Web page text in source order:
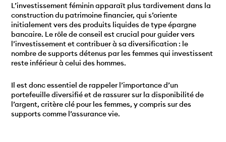
L’investissement féminin apparaît plus tardivement dans la
construction du patrimoine financier, qui s’oriente
initialement vers des produits liquides de type épargne
bancaire. Le rôle de conseil est crucial pour guider vers
l’investissement et contribuer à sa diversification : le
nombre de supports détenus par les femmes qui investissent
reste inférieur à celui des hommes.
Il est donc essentiel de rappeler l’importance d’un
portefeuille diversifié et de rassurer sur la disponibilité de
l’argent, critère clé pour les femmes, y compris sur des
supports comme l’assurance vie.